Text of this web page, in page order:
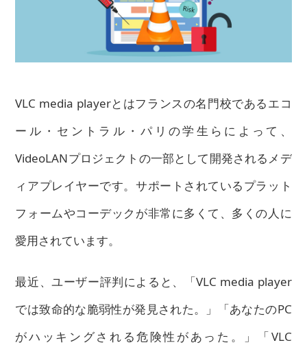
VLC media playerとはフランスの名門校であるエコ
ール・セントラル・パリの学生らによって、
VideoLANプロジェクトの一部として開発されるメデ
ィアプレイヤーです。サポートされているプラット
フォームやコーデックが非常に多くて、多くの人に
愛用されています。
最近、ユーザー評判によると、「VLC media player
では致命的な脆弱性が発見された。」「あなたのPC
がハッキングされる危険性があった。」「VLC